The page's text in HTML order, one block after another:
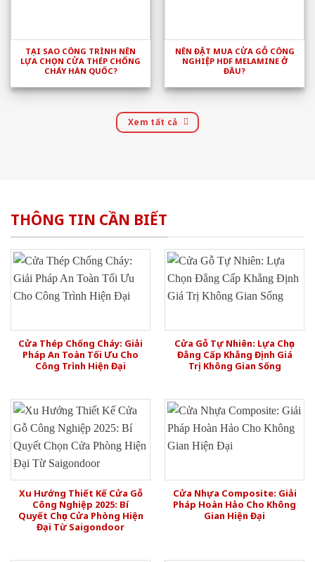
TẠI SAO CÔNG TRÌNH NÊN
LỰA CHỌN CỬA THÉP CHỐNG
CHÁY HÀN QUỐC?
NÊN ĐẶT MUA CỬA GỖ CÔNG
NGHIỆP HDF MELAMINE Ở
ĐÂU?
Xem tất cả
THÔNG TIN CẦN BIẾT
Cửa Thép Chống Cháy: Giải
Pháp An Toàn Tối Ưu Cho
Công Trình Hiện Đại
Cửa Gỗ Tự Nhiên: Lựa Chọn
Đẳng Cấp Khẳng Định Giá
Trị Không Gian Sống
Xu Hướng Thiết Kế Cửa Gỗ
Công Nghiệp 2025: Bí
Quyết Chọn Cửa Phòng Hiện
Đại Từ Saigondoor
Cửa Nhựa Composite: Giải
Pháp Hoàn Hảo Cho Không
Gian Hiện Đại